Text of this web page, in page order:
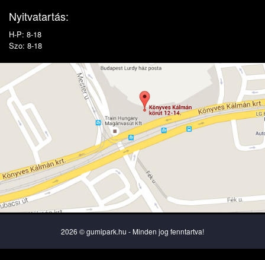
Nyitvatartás:
H-P: 8-18
Szo: 8-18
2026 © gumipark.hu - Minden jog fenntartva!